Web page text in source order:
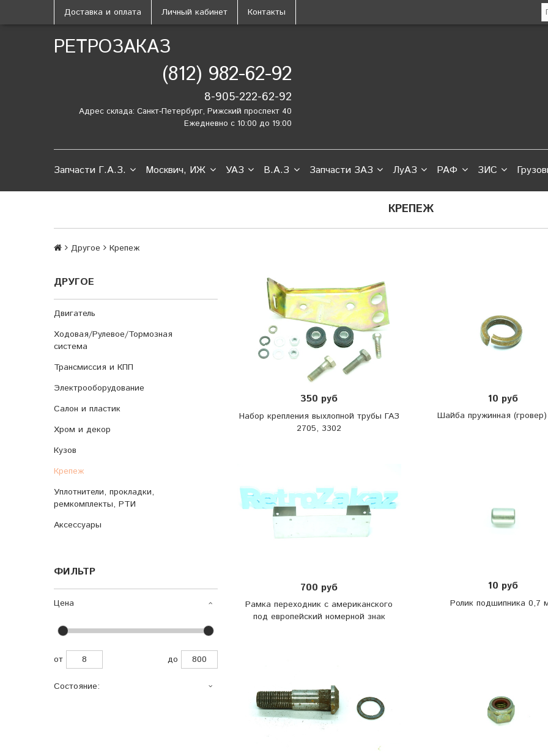
Доставка и оплата Личный кабинет Контакты
РЕТРОЗАКАЗ
(812) 982-62-92
8-905-222-62-92
Адрес склада: Санкт-Петербург, Рижский проспект 40
Ежедневно с 10:00 до 19:00
Запчасти Г.А.З. Москвич, ИЖ УАЗ В.А.З Запчасти ЗАЗ ЛуАЗ РАФ ЗИС
КРЕПЕЖ
Другое Крепеж
ДРУГОЕ
Двигатель
Ходовая/Рулевое/Тормозная
система
Трансмиссия и КПП
Электрооборудование
Салон и пластик
Хром и декор
Кузов
Крепеж
Уплотнители, прокладки,
ремкомплекты, РТИ
Аксессуары
ФИЛЬТР
Цена
от до
Состояние:
350 руб
Набор крепления выхлопной трубы ГАЗ
2705, 3302
10 руб
Шайба пружинная
700 руб
Рамка переходник с американского
под европейский номерной знак
10 руб
Ролик подшипника 0,7